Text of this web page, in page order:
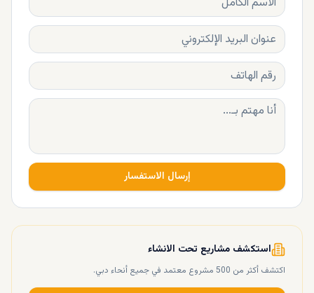
إرسال الاستفسار
استكشف مشاريع تحت الانشاء
اكتشف أكثر من 500 مشروع معتمد في جميع أنحاء دبي.